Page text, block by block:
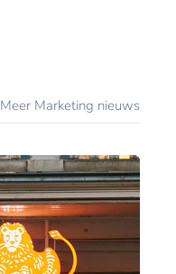
Meer Marketing nieuws